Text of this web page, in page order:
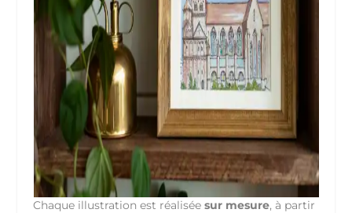
Chaque illustration est réaliséesur mesure, à partir